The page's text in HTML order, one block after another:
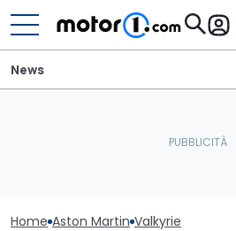
News
Home Aston Martin Valkyrie